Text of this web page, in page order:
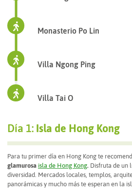
Monasterio Po Lin
Villa Ngong Ping
Villa Tai O
Día 1: Isla de Hong Kong
Para tu primer día en Hong Kong te
glamurosa isla de Hong Kong. Disfruta de un
diversidad. Mercados locales, templos,
panorámicas y mucho más te esperan en la